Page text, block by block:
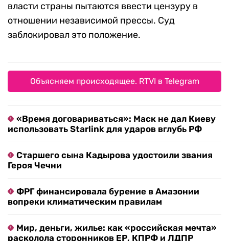
власти страны пытаются ввести цензуру в
отношении независимой прессы. Суд
заблокировал это положение.
Объясняем происходящее. RTVI в Telegram
«Время договариваться»: Маск не дал Киеву
использовать Starlink для ударов вглубь РФ
Старшего сына Кадырова удостоили звания
Героя Чечни
ФРГ финансировала бурение в Амазонии
вопреки климатическим правилам
Мир, деньги, жилье: как «российская мечта»
расколола сторонников ЕР, КПРФ и ЛДПР